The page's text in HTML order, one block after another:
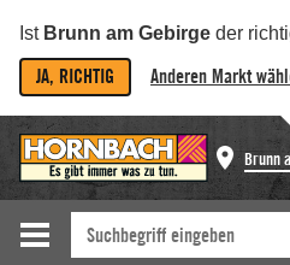
Ist Brunn am Gebirge der
JA, RICHTIG Anderen Markt
Brunn